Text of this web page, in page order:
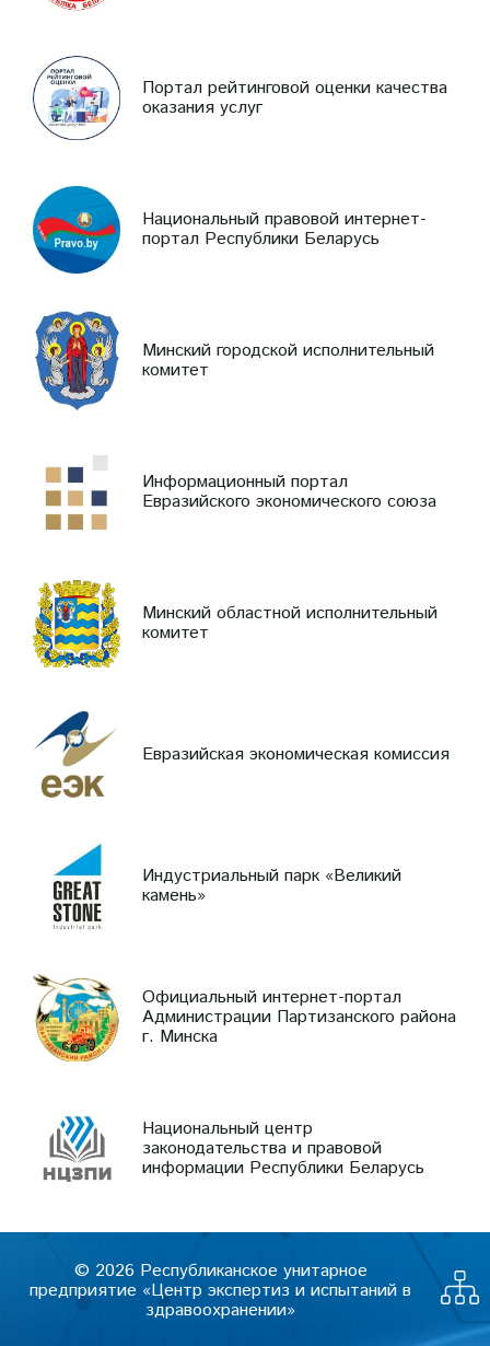
Портал рейтинговой оценки качества
оказания услуг
Национальный правовой интернет-
портал Республики Беларусь
Минский городской исполнительный
комитет
Информационный портал
Евразийского экономического союза
Минский областной исполнительный
комитет
Евразийская экономическая комиссия
Индустриальный парк «Великий
камень»
Официальный интернет-портал
Администрации Партизанского района
г. Минска
Национальный центр
законодательства и правовой
информации Республики Беларусь
© 2026 Республиканское унитарное
предприятие «Центр экспертиз и испытаний в
здравоохранении»